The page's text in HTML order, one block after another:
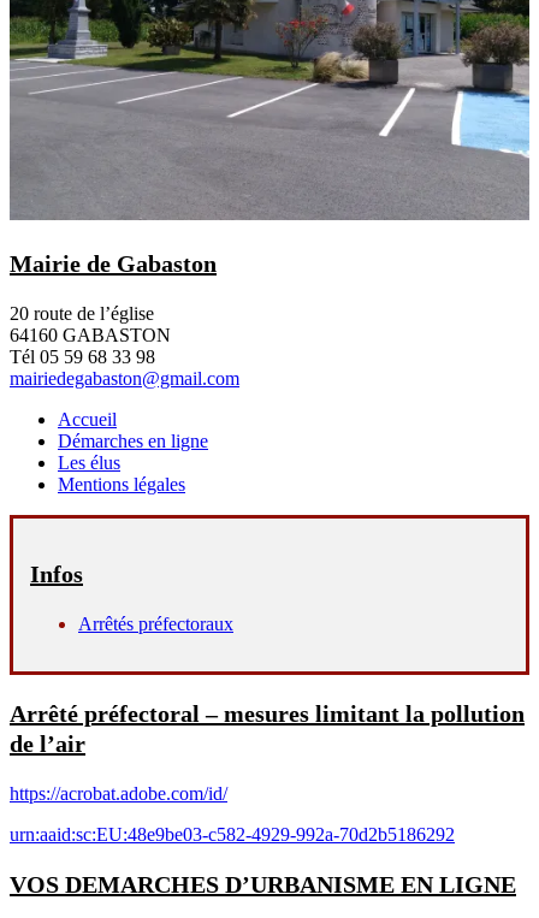
Mairie de Gabaston
20 route de l’église
64160 GABASTON
Tél 05 59 68 33 98
mairiedegabaston@gmail.com
Accueil
Démarches en ligne
Les élus
Mentions légales
Infos
Arrêtés préfectoraux
Arrêté préfectoral – mesures limitant la pollution
de l’air
https://acrobat.adobe.com/id/
urn:aaid:sc:EU:48e9be03-c582-4929-992a-70d2b5186292
VOS DEMARCHES D’URBANISME EN LIGNE